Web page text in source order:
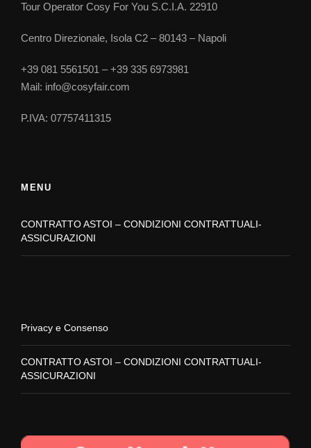
Tour Operator Cosy For You S.C.I.A. 22910
Centro Direzionale, Isola C2 – 80143 – Napoli
+39 081 5561501 – +39 335 6973981
Mail: info@cosyfair.com
P.IVA: 07757411315
MENU
CONTRATTO ASTOI – CONDIZIONI CONTRATTUALI-
ASSICURAZIONI
Privacy e Consenso
CONTRATTO ASTOI – CONDIZIONI CONTRATTUALI-
ASSICURAZIONI